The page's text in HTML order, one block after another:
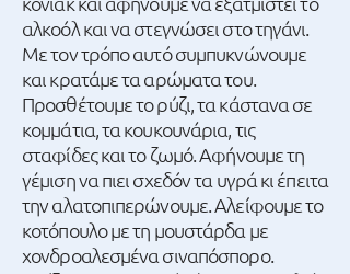
αλκοόλ και να στεγνώσει στο τηγάνι.
Με τον τρόπο αυτό συμπυκνώνουμε
και κρατάμε τα αρώματα του.
Προσθέτουμε το ρύζι, τα κάστανα σε
κομμάτια, τα κουκουνάρια, τις
σταφίδες και το ζωμό. Αφήνουμε τη
γέμιση να πιει σχεδόν τα υγρά κι έπειτα
την αλατοπιπερώνουμε. Αλείφουμε το
κοτόπουλο με τη μουστάρδα με
χονδροαλεσμένα σιναπόσπορο.